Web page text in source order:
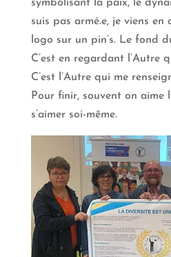
symbolisant la paix, le
suis pas armé.e, je viens en
logo sur un pin’s. Le fond
C’est en regardant l’Autre
C’est l’Autre qui me
Pour finir, souvent on aime
s’aimer soi-même.